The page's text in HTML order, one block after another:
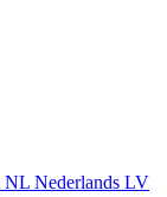
NL Nederlands LV